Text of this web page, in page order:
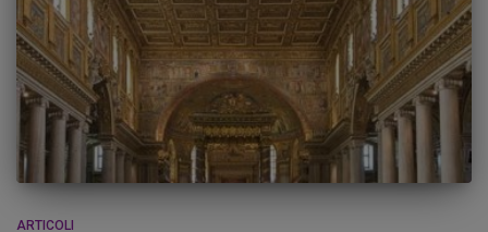
ARTICOLI